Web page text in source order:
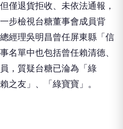
僅退貨拒收、未依法通報，
步檢視台糖董事會成員背
經理吳明昌曾任屏東縣「信
名單中也包括曾任賴清德、
，質疑台糖已淪為「綠
之友」、「綠寶寶」。